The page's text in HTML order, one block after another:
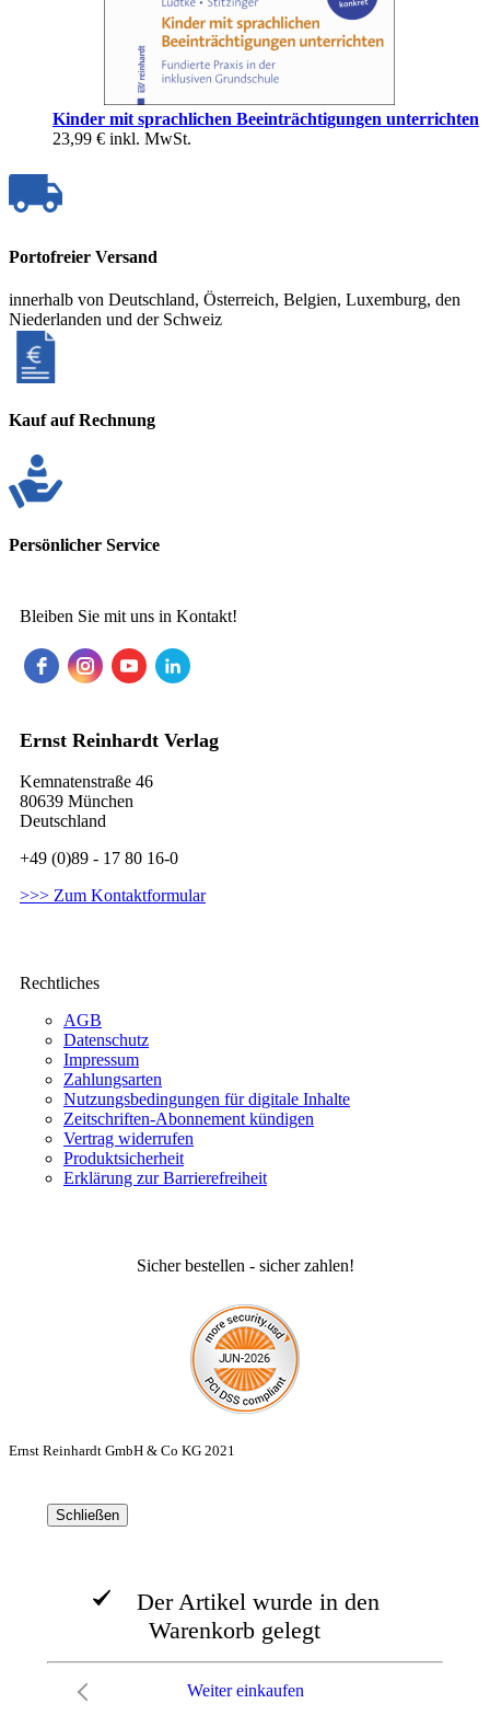
Kinder mit sprachlichen Beeinträchtigungen unterrichten
23,99 € inkl. MwSt.
Portofreier Versand
innerhalb von Deutschland, Österreich, Belgien, Luxemburg, den
Niederlanden und der Schweiz
Kauf auf Rechnung
Persönlicher Service
Bleiben Sie mit uns in Kontakt!
Ernst Reinhardt Verlag
Kemnatenstraße 46
80639 München
Deutschland
+49 (0)89 - 17 80 16-0
>>> Zum Kontaktformular
Rechtliches
AGB
Datenschutz
Impressum
Zahlungsarten
Nutzungsbedingungen für digitale Inhalte
Zeitschriften-Abonnement kündigen
Vertrag widerrufen
Produktsicherheit
Erklärung zur Barrierefreiheit
Sicher bestellen - sicher zahlen!
Ernst Reinhardt GmbH & Co KG 2021
Schließen
Der Artikel wurde in den
Warenkorb gelegt
Weiter einkaufen